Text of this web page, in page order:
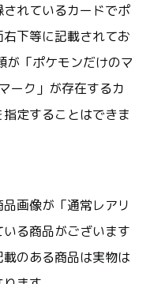
れているカードでポ
下等に記載されてお
が「ポケモンだけのマ
ーク」が存在するカ
定することはできま
画像が「通常レアリ
る商品がございます
のある商品は実物は